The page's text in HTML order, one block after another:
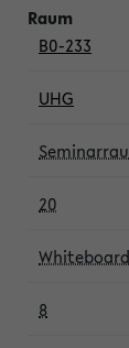
B0-233
UHG
20
8